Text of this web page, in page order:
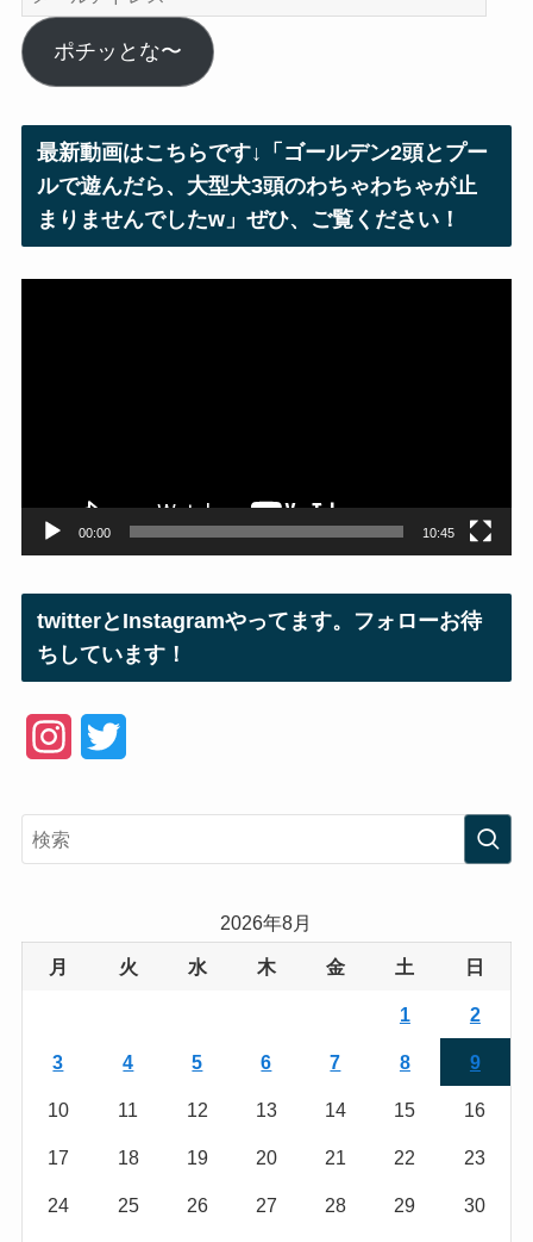
ー
ル
ア
ス
ポチッとな〜
最新動画はこちらです↓「ゴールデン2頭とプー
ルで遊んだら、大型犬3頭のわちゃわちゃが止
まりませんでしたw」ぜひ、ご覧ください！
00:00 10:45
twitterとInstagramやってます。フォローお待
ちしています！
e
2026年8月
月 火 水 木 金 土 日
1 2
3 4 5 6 7 8 9
10 11 12 13 14 15 16
17 18 19 20 21 22 23
24 25 26 27 28 29 30